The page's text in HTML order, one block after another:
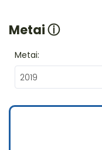
Metaiⓘ
Metai:
2019